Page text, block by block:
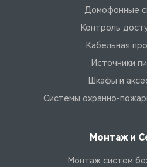
Домофонные
Контроль
Кабельная
Источники
Шкафы и
Системы охранно-
Монтаж и
Монтаж систем